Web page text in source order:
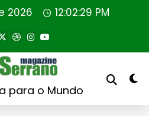
2026 12:02:29 PM
para o Mundo